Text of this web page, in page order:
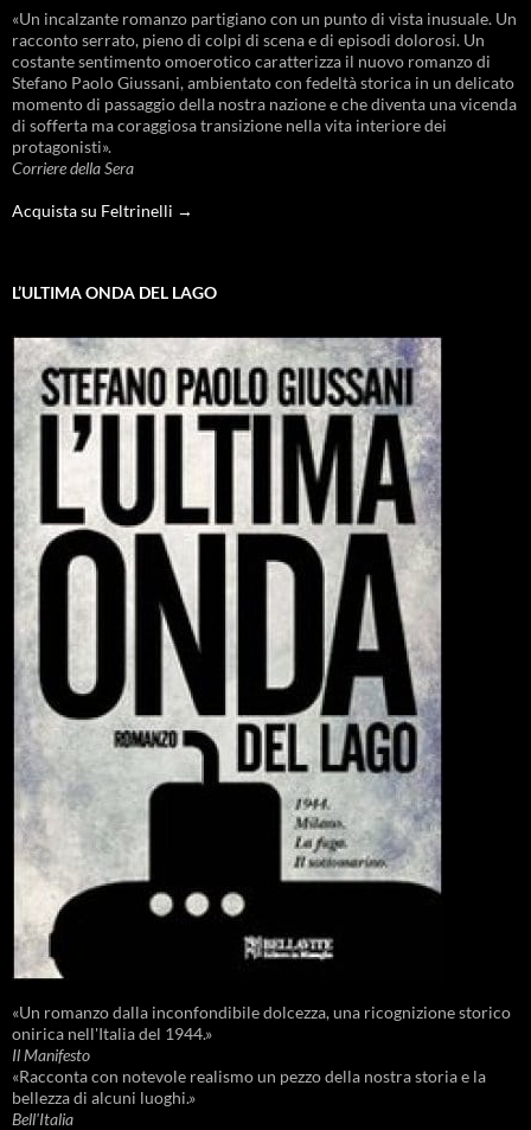
«Un incalzante romanzo partigiano con un punto di vista inusuale. Un
racconto serrato, pieno di colpi di scena e di episodi dolorosi. Un
costante sentimento omoerotico caratterizza il nuovo romanzo di
Stefano Paolo Giussani, ambientato con fedeltà storica in un delicato
momento di passaggio della nostra nazione e che diventa una vicenda
di sofferta ma coraggiosa transizione nella vita interiore dei
protagonisti».
Corriere della Sera
Acquista su Feltrinelli →
L’ULTIMA ONDA DEL LAGO
«Un romanzo dalla inconfondibile dolcezza, una ricognizione storico
onirica nell'Italia del 1944.»
Il Manifesto
«Racconta con notevole realismo un pezzo della nostra storia e la
bellezza di alcuni luoghi.»
Bell'Italia